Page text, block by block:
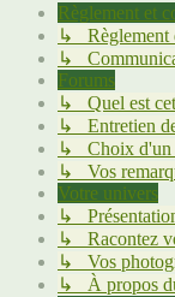
Règlement et
↳ Règlement
↳
Forums
↳ Quel est
↳ Entretien
↳ Choix d'un
↳ Vos
Votre univers
↳
↳ Racontez
↳ Vos
↳ À propos